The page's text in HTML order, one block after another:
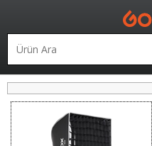
Şekillendiriciler Softbox